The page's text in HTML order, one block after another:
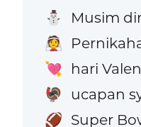
⛄ Musim
👰
💘 hari
🦃 ucapan
🏈 Super